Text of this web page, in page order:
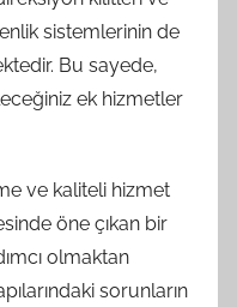
sistemlerinin de
Bu sayede,
ek hizmetler
ve kaliteli hizmet
öne çıkan bir
olmaktan
sorunların